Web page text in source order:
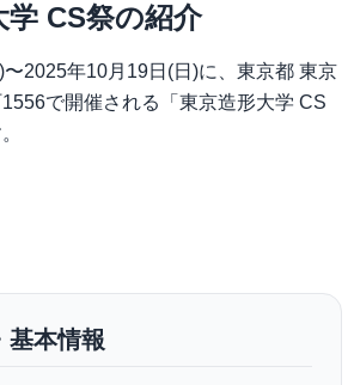
学 CS祭の紹介
2025年10月19日(日)に、東京都 東京
で開催される「東京造形大学 CS
基本情報